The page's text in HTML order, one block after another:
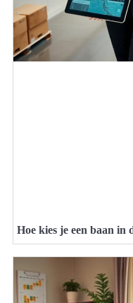
Hoe kies je een baan in